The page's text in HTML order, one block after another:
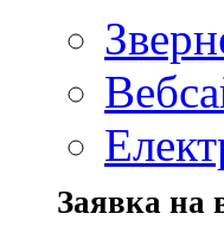
Заявка на